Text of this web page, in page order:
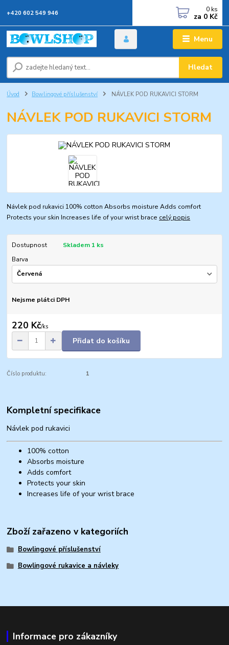
Menu
Hledat
+420 602 549 946 0 ks
za 0 Kč
Úvod Bowlingové příslušenství NÁVLEK POD RUKAVICI STORM
NÁVLEK POD RUKAVICI STORM
Návlek pod rukavici 100% cotton Absorbs moisture Adds comfort
Protects your skin Increases life of your wrist brace celý popis
Dostupnost
Skladem 1 ks
Barva
Nejsme plátci DPH
220 Kč/ks
Přidat do košíku
Číslo produktu: 1
Kompletní specifikace
Návlek pod rukavici
100% cotton
Absorbs moisture
Adds comfort
Protects your skin
Increases life of your wrist brace
Zboží zařazeno v kategoriích
Bowlingové příslušenství
Bowlingové rukavice a návleky
Informace pro zákazníky